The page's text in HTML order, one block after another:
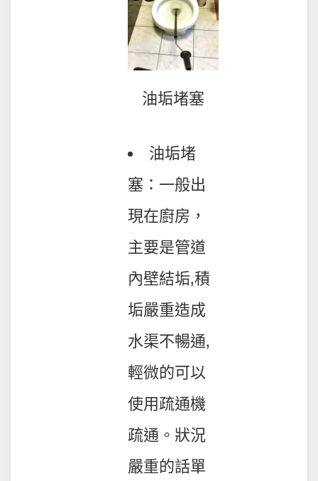
油垢堵塞
油垢堵
塞：一般出
現在廚房，
主要是管道
內壁結垢,積
垢嚴重造成
水渠不暢通,
輕微的可以
使用疏通機
疏通。狀況
嚴重的話單